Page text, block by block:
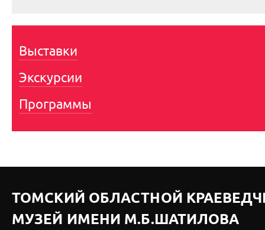
Выставки
Экскурсии
Программы
ТОМСКИЙ ОБЛАСТНОЙ
МУЗЕЙ ИМЕНИ М.Б.ШАТИЛОВА